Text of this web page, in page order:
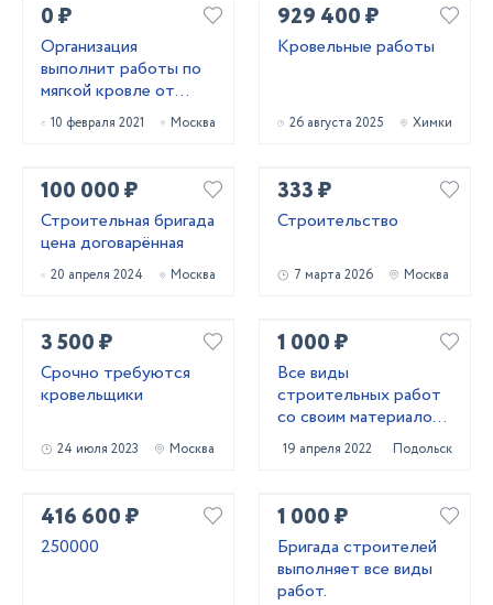
0 ₽
Организация
выполнит работы по
мягкой кровле от
5000-300000 м2
10 февраля 2021 Москва
929 400 ₽
Кровельные работы
26 августа 2025 Химки
100 000 ₽
Строительная бригада
цена договарённая
20 апреля 2024 Москва
333 ₽
Строительство
7 марта 2026 Москва
3 500 ₽
Срочно требуются
кровельщики
24 июля 2023 Москва
1 000 ₽
Все виды
строительных работ
со своим материалом
и с материалом
заказчика
19 апреля 2022 Подольск
416 600 ₽
250000
1 000 ₽
Бригада строителей
выполняет все виды
работ.